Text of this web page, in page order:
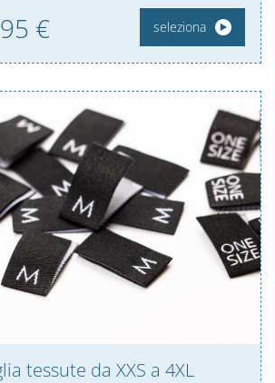
95 € seleziona
tessute da XXS a 4XL